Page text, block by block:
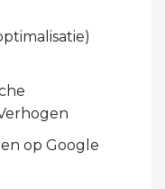
op Google